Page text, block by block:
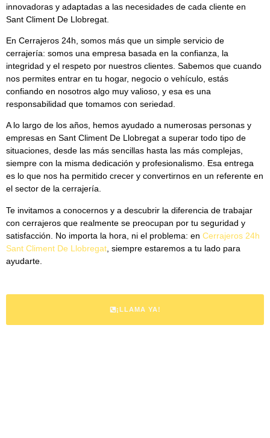
innovadoras y adaptadas a las necesidades de cada cliente en
Sant Climent De Llobregat.
En Cerrajeros 24h , somos más que un simple servicio de
cerrajería: somos una empresa basada en la confianza, la
integridad y el respeto por nuestros clientes. Sabemos que cuando
nos permites entrar en tu hogar, negocio o vehículo, estás
confiando en nosotros algo muy valioso, y esa es una
responsabilidad que tomamos con seriedad.
A lo largo de los años, hemos ayudado a numerosas personas y
empresas en Sant Climent De Llobregat a superar todo tipo de
situaciones, desde las más sencillas hasta las más complejas,
siempre con la misma dedicación y profesionalismo. Esa entrega
es lo que nos ha permitido crecer y convertirnos en un referente en
el sector de la cerrajería.
Te invitamos a conocernos y a descubrir la diferencia de trabajar
con cerrajeros que realmente se preocupan por tu seguridad y
satisfacción. No importa la hora, ni el problema: en Cerrajeros 24h
Sant Climent De Llobregat , siempre estaremos a tu lado para
ayudarte.
¡LLAMA YA!